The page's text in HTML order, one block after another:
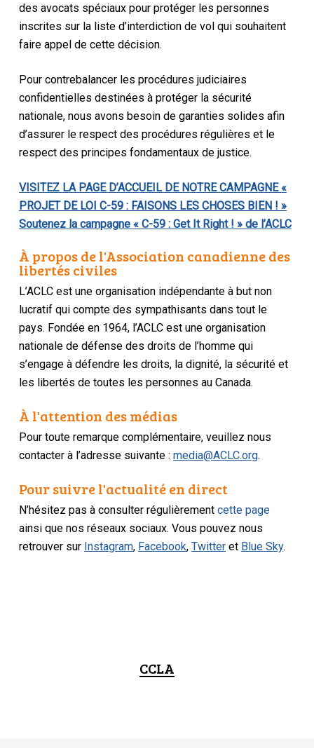
des avocats spéciaux pour protéger les personnes
inscrites sur la liste d’interdiction de vol qui souhaitent
faire appel de cette décision.
Pour contrebalancer les procédures judiciaires
confidentielles destinées à protéger la sécurité
nationale, nous avons besoin de garanties solides afin
d’assurer le respect des procédures régulières et le
respect des principes fondamentaux de justice.
VISITEZ LA PAGE D’ACCUEIL DE NOTRE CAMPAGNE «
PROJET DE LOI C-59 : FAISONS LES CHOSES BIEN ! »
Soutenez la campagne « C-59 : Get It Right ! » de l’ACLC
À propos de l'Association canadienne des
libertés civiles
L’ACLC est une organisation indépendante à but non
lucratif qui compte des sympathisants dans tout le
pays. Fondée en 1964, l’ACLC est une organisation
nationale de défense des droits de l’homme qui
s’engage à défendre les droits, la dignité, la sécurité et
les libertés de toutes les personnes au Canada.
À l'attention des médias
Pour toute remarque complémentaire, veuillez nous
contacter à l’adresse suivante :media@ACLC.org.
Pour suivre l'actualité en direct
N’hésitez pas à consulter régulièrementcette page
ainsi que nos réseaux sociaux. Vous pouvez nous
retrouver sur Instagram, Facebook,Twitter et Blue Sky.
CCLA